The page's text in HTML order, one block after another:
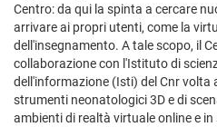
Centro: da qui la spinta a cercare
arrivare ai propri utenti, come la
dell'insegnamento. A tale scopo, il
collaborazione con l'Istituto di
dell'informazione (Isti) del Cnr volta
strumenti neonatologici 3D e di
ambienti di realtà virtuale online e